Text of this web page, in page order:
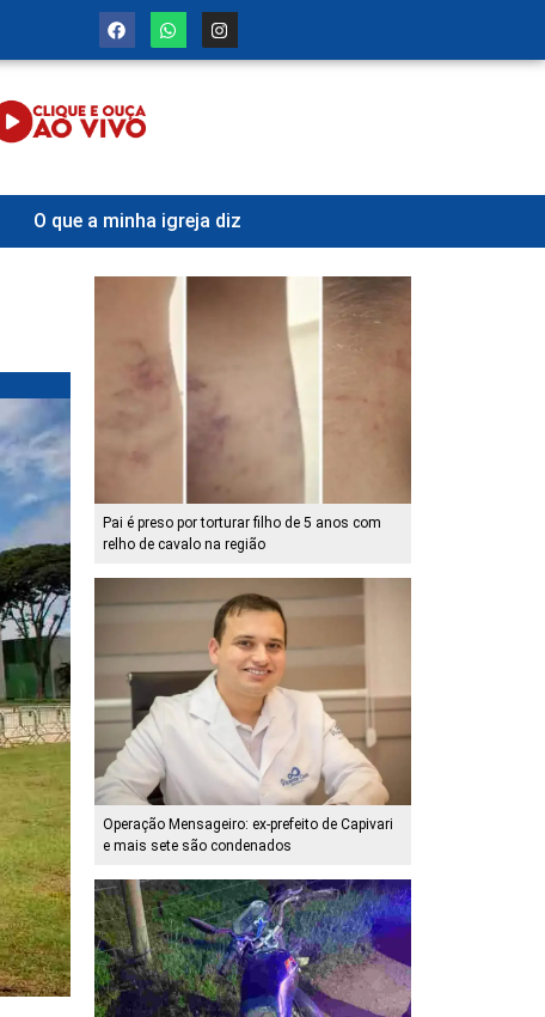
O que a minha igreja diz
Pai é preso por torturar filho de 5 anos com
relho de cavalo na região
Operação Mensageiro: ex-prefeito de Capivari
e mais sete são condenados